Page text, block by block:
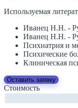
Используемая
Иванец Н.Н. -
Иванец Н.Н. -
Психиатрия и
Психические
Клиническая
Оставить заявку
Стоимость